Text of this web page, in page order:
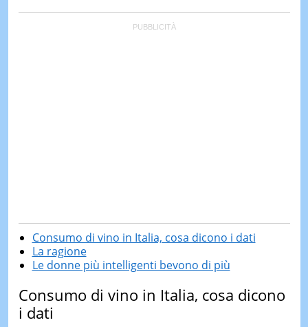
Consumo di vino in Italia, cosa dicono i dati
La ragione
Le donne più intelligenti bevono di più
Consumo di vino in Italia, cosa dicono
i dati